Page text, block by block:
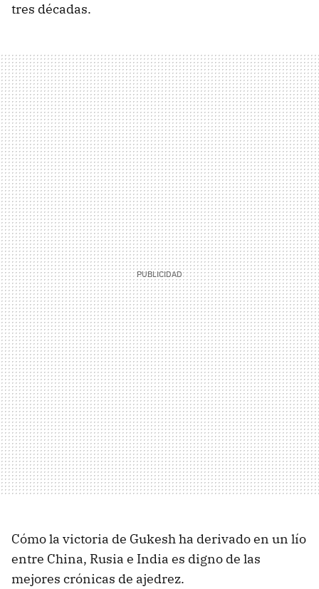
tres décadas.
Cómo la victoria de Gukesh ha derivado en un lío
entre China, Rusia e India es digno de las
mejores crónicas de ajedrez.